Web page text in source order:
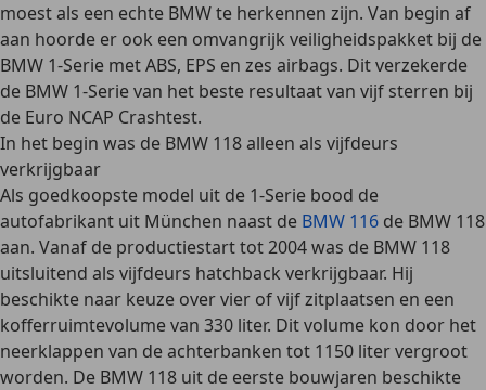
moest als een echte BMW te herkennen zijn. Van begin af
aan hoorde er ook een omvangrijk veiligheidspakket bij de
BMW 1-Serie met ABS, EPS en zes airbags. Dit verzekerde
de BMW 1-Serie van het beste resultaat van vijf sterren bij
de Euro NCAP Crashtest.
In het begin was de BMW 118 alleen als vijfdeurs
verkrijgbaar
Als goedkoopste model uit de 1-Serie bood de
autofabrikant uit München naast de BMW 116 de BMW 118
aan. Vanaf de productiestart tot 2004 was de BMW 118
uitsluitend als vijfdeurs hatchback verkrijgbaar. Hij
beschikte naar keuze over vier of vijf zitplaatsen en een
kofferruimtevolume van 330 liter. Dit volume kon door het
neerklappen van de achterbanken tot 1150 liter vergroot
worden. De BMW 118 uit de eerste bouwjaren beschikte